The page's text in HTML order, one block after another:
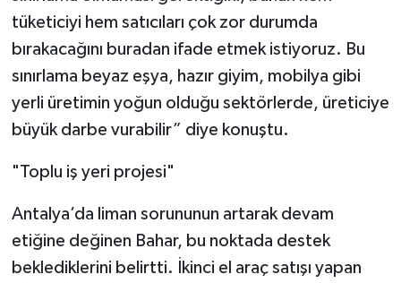
tüketiciyi hem satıcıları çok zor durumda
bırakacağını buradan ifade etmek istiyoruz. Bu
sınırlama beyaz eşya, hazır giyim, mobilya gibi
yerli üretimin yoğun olduğu sektörlerde, üreticiye
büyük darbe vurabilir” diye konuştu.
"Toplu iş yeri projesi"
Antalya’da liman sorununun artarak devam
etiğine değinen Bahar, bu noktada destek
beklediklerini belirtti. İkinci el araç satışı yapan